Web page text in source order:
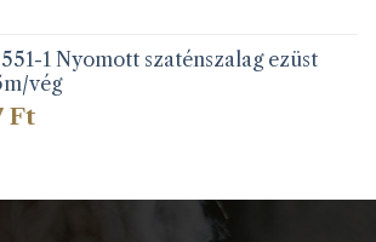
1 Nyomott szaténszalag ezüst
vég
Ft